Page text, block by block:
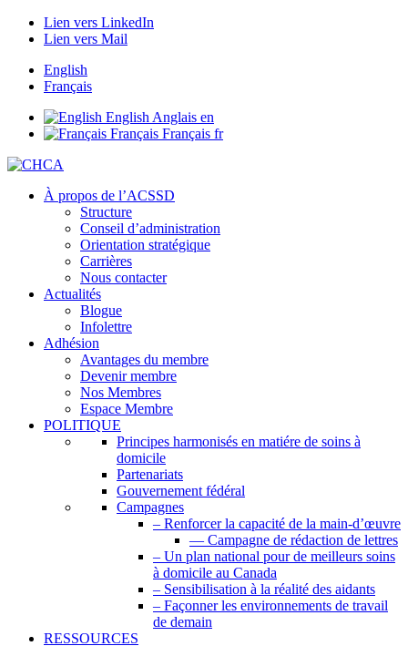
Lien vers LinkedIn
Lien vers Mail
English
Français
English Anglais en
Français Français fr
À propos de l’ACSSD
Structure
Conseil d’administration
Orientation stratégique
Carrières
Nous contacter
Actualités
Blogue
Infolettre
Adhésion
Avantages du membre
Devenir membre
Nos Membres
Espace Membre
POLITIQUE
Principes harmonisés en matiére de soins à
domicile
Partenariats
Gouvernement fédéral
Campagnes
– Renforcer la capacité de la main-d’œuvre
— Campagne de rédaction de lettres
– Un plan national pour de meilleurs soins
à domicile au Canada
– Sensibilisation à la réalité des aidants
– Façonner les environnements de travail
de demain
RESSOURCES